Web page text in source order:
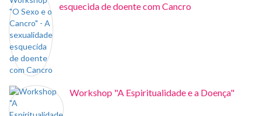
esquecida de doente com Cancro
Workshop "A Espiritualidade e a Doença"